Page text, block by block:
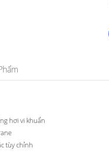
hơi vi khuẩn
tùy chỉnh